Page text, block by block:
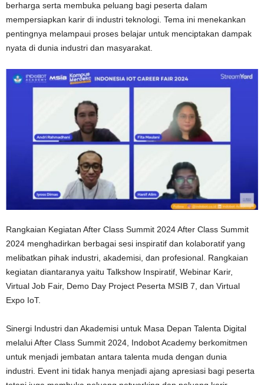
berharga serta membuka peluang bagi peserta dalam
mempersiapkan karir di industri teknologi. Tema ini menekankan
pentingnya melampaui proses belajar untuk menciptakan dampak
nyata di dunia industri dan masyarakat.
Rangkaian Kegiatan After Class Summit 2024 After Class Summit
2024 menghadirkan berbagai sesi inspiratif dan kolaboratif yang
melibatkan pihak industri, akademisi, dan profesional. Rangkaian
kegiatan diantaranya yaitu Talkshow Inspiratif, Webinar Karir,
Virtual Job Fair, Demo Day Project Peserta MSIB 7, dan Virtual
Expo IoT.
Sinergi Industri dan Akademisi untuk Masa Depan Talenta Digital
melalui After Class Summit 2024, Indobot Academy berkomitmen
untuk menjadi jembatan antara talenta muda dengan dunia
industri. Event ini tidak hanya menjadi ajang apresiasi bagi peserta